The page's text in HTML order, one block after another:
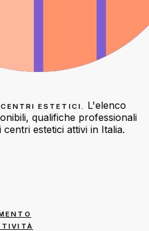
ESTETICI.
L'elenco
qualifiche professionali
estetici attivi in Italia.